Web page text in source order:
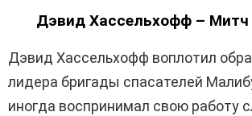
Дэвид Хассельхофф – Митч
Дэвид Хассельхофф воплотил
лидера бригады спасателей
иногда воспринимал свою работу